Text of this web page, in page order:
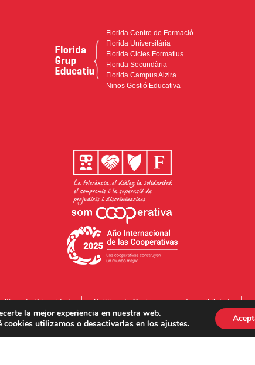
Florida Centre de Formació
Florida Universitària
Florida Cicles Formatius
Florida Secundària
Florida Campus Alzira
Ninos Gestió Educativa
de Privacidad Política de Cookies Accesibilidad
la mejor experiencia en nuestra web.
cookies utilizamos o desactivarlas en los ajustes.